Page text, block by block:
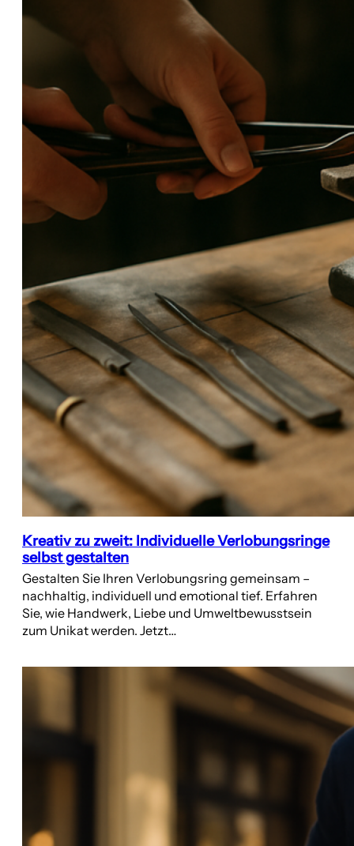
Kreativ zu zweit: Individuelle Verlobungsringe
selbst gestalten
Gestalten Sie Ihren Verlobungsring gemeinsam –
nachhaltig, individuell und emotional tief. Erfahren
Sie, wie Handwerk, Liebe und Umweltbewusstsein
zum Unikat werden. Jetzt…